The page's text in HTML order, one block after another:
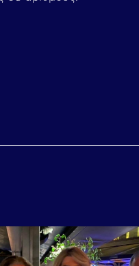
Της Axion